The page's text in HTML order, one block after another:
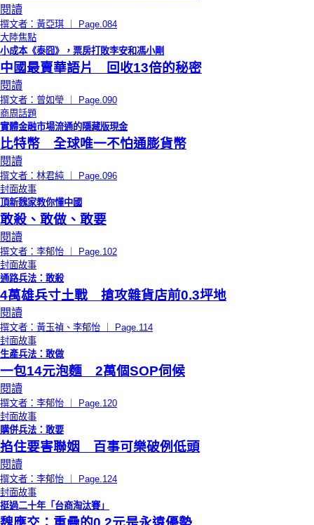
閱讀
撰文者：黃亞琪 ｜ Page.084
大陸焦點
小成本《泰囧》，票房打敗李安和馮小剛
中國最賣華語片 回收13倍的秘密
閱讀
撰文者：曾如瑩 ｜ Page.090
商周話題
實體金融市場流通的隱藏版現金
比特幣 全球唯一不怕通膨貨幣
閱讀
撰文者：林君純 ｜ Page.096
封面故事
頂新魏家教你懂中國
敢殺、敢做、敢要
閱讀
撰文者：李郁怡 ｜ Page.102
封面故事
通路兵法：敢殺
4萬雄兵寸土戰 搶攻雜貨店前0.3坪地
閱讀
撰文者：黃玉禎、李郁怡 ｜ Page.114
封面故事
生產兵法：敢做
一包14元泡麵 2萬個SOP伺候
閱讀
撰文者：李郁怡 ｜ Page.120
封面故事
購併兵法：敢要
掐住要害聯姻 百事可樂破例低頭
閱讀
撰文者：李郁怡 ｜ Page.124
封面故事
挺過二十年「台商淘汰賽」